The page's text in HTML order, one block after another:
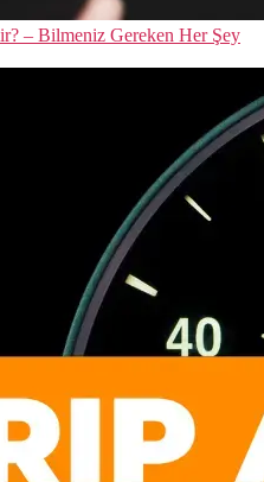
– Bilmeniz Gereken Her Şey